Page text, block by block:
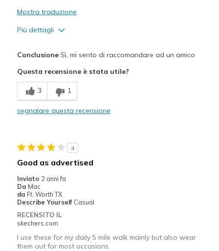
Mostra traduzione
Più dettagli
Comfortable
Migliori Utilizzi:
Casual Wear
View On Shoes
ConclusioneSì, mi sento di raccomandare ad un amico
Questa recensione è stata utile?
3 1
segnalare questa recensione
4
Good as advertised
Inviato 2 anni fa
Da Mac
da Ft. Worth TX.
Describe Yourself Casual
RECENSITO IL
skechers.com
I use these for my daily 5 mile walk mainly but also wear
them out for most occasions.